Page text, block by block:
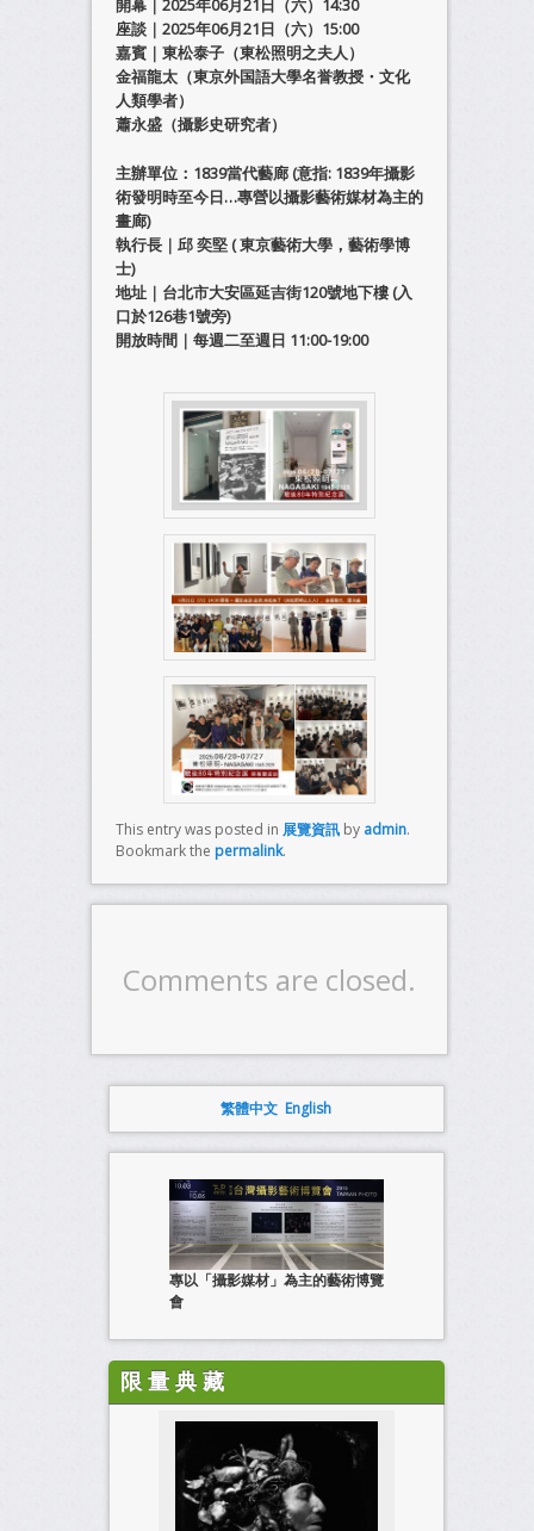
開幕｜2025年06月21日（六）14:30
座談｜2025年06月21日（六）15:00
嘉賓｜東松泰子（東松照明之夫人）
金福龍太（東京外国語大學名誉教授・文化
人類學者）
蕭永盛（攝影史研究者）
主辦單位：1839當代藝廊 (意指: 1839年攝影
術發明時至今日…專營以攝影藝術媒材為主的
畫廊)
執行長｜邱 奕堅 ( 東京藝術大學，藝術學博
士)
地址｜台北市大安區延吉街120號地下樓 (入
口於126巷1號旁)
開放時間｜每週二至週日 11:00-19:00
This entry was posted in 展覽資訊by admin.
Bookmark the permalink.
Comments are closed.
繁體中文 English
專以「攝影媒材」為主的藝術博覽
會
限 量 典 藏